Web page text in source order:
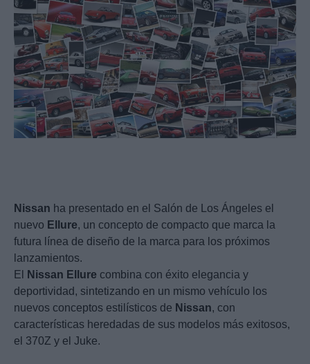
Nissan ha presentado en el Salón de Los Ángeles el
nuevo Ellure, un concepto de compacto que marca la
futura línea de diseño de la marca para los próximos
lanzamientos.
El
Nissan Ellure combina con éxito elegancia y
deportividad, sintetizando en un mismo vehículo los
nuevos conceptos estilísticos de Nissan, con
características heredadas de sus modelos más exitosos,
el 370Z y el Juke.